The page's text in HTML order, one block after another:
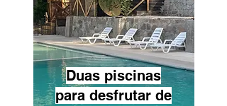
Duas piscinas
para desfrutar de